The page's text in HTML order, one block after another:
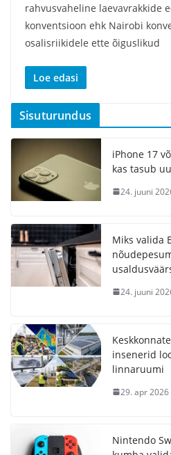
rahvusvaheline laevavrakkide
konventsioon ehk Nairobi
osalisriikidele ette õiguslikud
Loe edasi
Sisuturundus
iPhone 17
kas tasub
24. juuni
Miks valida
24. juuni
insenerid
linnaruumi
29. apr 2026
Nintendo